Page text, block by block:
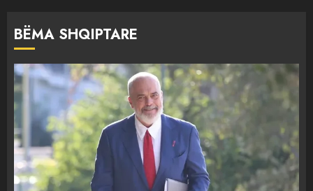
BËMA SHQIPTARE